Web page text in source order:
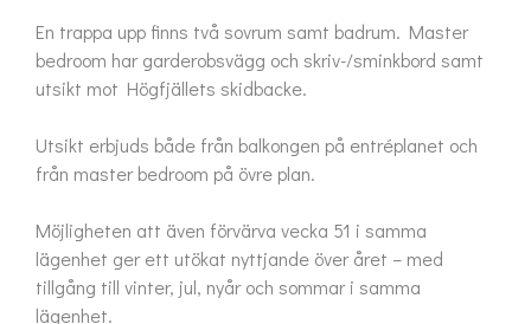
En trappa upp finns två sovrum samt badrum. Master
bedroom har garderobsvägg och skriv-/sminkbord samt
utsikt mot Högfjällets skidbacke.
Utsikt erbjuds både från balkongen på entréplanet och
från master bedroom på övre plan.
Möjligheten att även förvärva vecka 51 i samma
lägenhet ger ett utökat nyttjande över året – med
tillgång till vinter, jul, nyår och sommar i samma
lägenhet.